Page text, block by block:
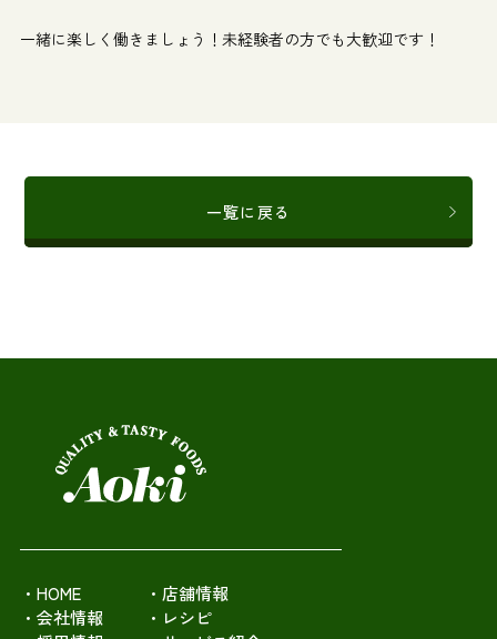
一緒に楽しく働きましょう！未経験者の方でも大歓迎です！
一覧に戻る
・HOME
・店舗情報
・会社情報
・レシピ